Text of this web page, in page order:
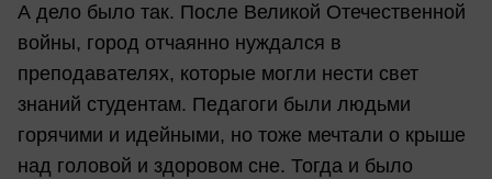
А дело было так. После Великой Отечественной
войны, город отчаянно нуждался в
преподавателях, которые могли нести свет
знаний студентам. Педагоги были людьми
горячими и идейными, но тоже мечтали о крыше
над головой и здоровом сне. Тогда и было